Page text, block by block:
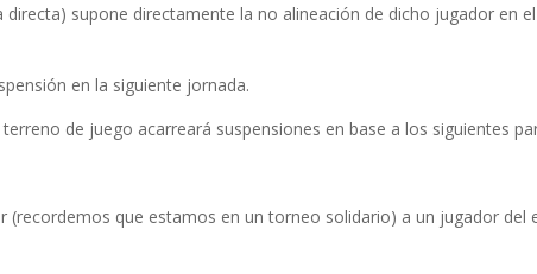
supone directamente la no alineación de dicho jugador en
en la siguiente jornada.
de juego acarreará suspensiones en base a los siguientes
que estamos en un torneo solidario) a un jugador del